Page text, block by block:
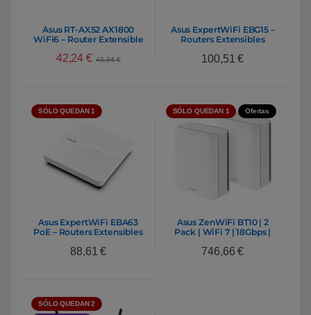
Asus RT-AX52 AX1800
WiFi6 – Router Extensible
42,24€ 43,34€
Asus ExpertWiFi EBG15 –
Routers Extensibles
100,51€
SÓLO QUEDAN 1
Asus ExpertWiFi EBA63
PoE – Routers Extensibles
88,61€
SÓLO QUEDAN 1 Ofertas
Asus ZenWiFi BT10 | 2
Pack | WiFi 7 | 18Gbps |
Router Extensible
746,66€
SÓLO QUEDAN 2